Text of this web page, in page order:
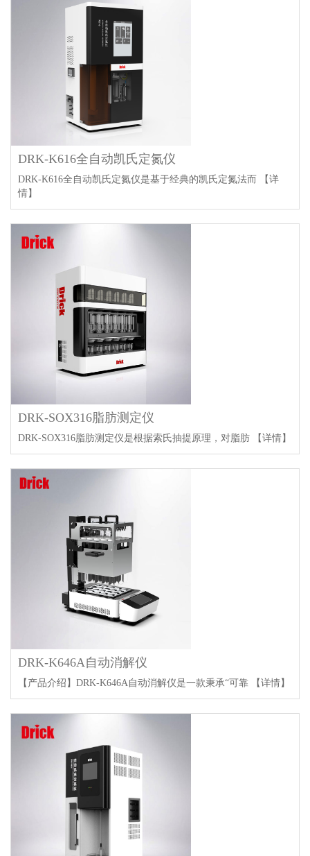
DRK-K616全自动凯氏定氮仪
DRK-K616全自动凯氏定氮仪是基于经典的凯氏定氮法而
【详
情】
DRK-SOX316脂肪测定仪
DRK-SOX316脂肪测定仪是根据索氏抽提原理，对脂肪 【详情】
DRK-K646A自动消解仪
【产品介绍】DRK-K646A自动消解仪是一款秉承“可靠 【详情】